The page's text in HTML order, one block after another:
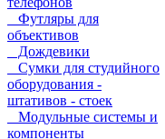
Футляры для
объективов
Дождевики
Сумки для студийного
оборудования -
штативов - стоек
Модульные системы и
компоненты